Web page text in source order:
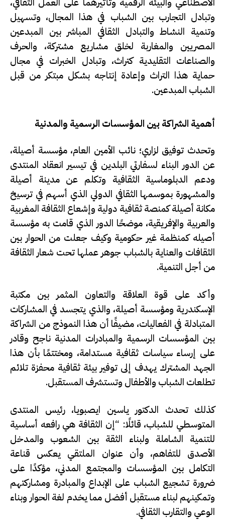
وتبادل التجارب بين الشباب في هذا المجال، وتسهيل
وتنمية النشاط والتبادل الثقافي المباشر بين المبدعين
المصريين والمغاربة لخلق مشاريع مشتركة، والحرف
والصناعات التقليدية كتراث، وتبادل الخبرات في مجال
حماية هذا التراث وإعادة إنتاجه بشكل مبتكر من قبل
الشباب المبدعين.
أهمية الشراكة بين المؤسسات الرسمية والمدنية
وتحدث توفيق لزاري؛ نائب الأمين العام، مؤسسة أصيلة،
عن الدور البناء لسفارتي البلدين في تيسير انعقاد المنتدى
ودعم الدبلوماسية الثقافية وتكلم عن مدينة أصيلة
والمشهورة بموسمها الثقافي الدولي الذي أسهم في ترسيخ
مكانة أصيلة كمنصة ثقافية دولية وإشعاع الثقافة المغربية
والعربية والإفريقية، موضحًا الدور الذي قامت به مؤسسة
أصيله كمنظمة غير حكومية وكيف جعلت من الحوار بين
الثقافات والعناية بالشباب جوهر عملها تحت شعار الثقافة
من أجل التنمية.
وأكد على قوة العلاقة والتعاون المثمر بين مكتبة
الإسكندرية ومؤسسة أصيلة، والذي يتجسد في المشاركات
المتبادلة في الفعاليات، مضيفًا أن هذا النموذج من الشراكة
بين المؤسسات الرسمية والمبادرات المدنية ناجح وقادر
على إرساء سياسات ثقافية مستدامة، ومختتمًا بأن هذا
الجهد المشترك يهدف إلى توفير بيئة ثقافية محفزة تلائم
تطلعات الشباب والأطفال وتستشرف المستقبل.
كذلك تحدث الدكتور ياسين ايصبويا، رئيس المنتدى
المتوسطي للشباب، قائلًا: “إن الثقافة هي رافعه أساسية
للتنمية الشاملة ولبناء الثقة بين الشعوب والمدخل
الأصدق للتفاهم، وأن عنوان الملتقي يعكس قناعة
التكامل بين المؤسسات والمجتمع المدني، مؤكدًا على
ضرورة تشجيع الشباب على الإبداع والمبادرة ومشاركتهم
وتمكينهم لبناء مستقبل أفضل مما يخدم لغة الحوار وبناء
الوعي والتقارب الثقافي.